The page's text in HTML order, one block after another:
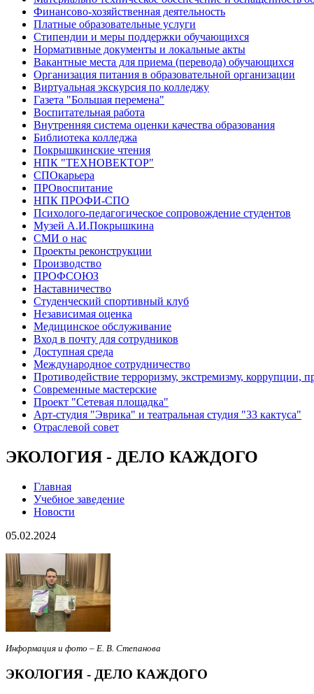
Финансово-хозяйственная деятельность
Платные образовательные услуги
Стипендии и меры поддержки обучающихся
Нормативные документы и локальные акты
Вакантные места для приема (перевода) обучающихся
Организация питания в образовательной организации
Виртуальная экскурсия по колледжу
Газета "Большая перемена"
Воспитательная работа
Внутренняя система оценки качества образования
Библиотека колледжа
Покрышкинские чтения
НПК "ТЕХНОВЕКТОР"
СПОкарьера
ПРОвоспитание
НПК ПРОФИ-СПО
Психолого-педагогическое сопровождение студентов
Музей А.И.Покрышкина
СМИ о нас
Проекты реконструкции
Производство
ПРОФСОЮЗ
Наставничество
Студенческий спортивный клуб
Независимая оценка
Медицинское обслуживание
Вход в почту для сотрудников
Доступная среда
Международное сотрудничество
Противодействие терроризму, экстремизму, коррупции,
Современные мастерские
Проект "Сетевая площадка"
Арт-студия "Эврика" и театральная студия "33 кактуса"
Отраслевой совет
ЭКОЛОГИЯ - ДЕЛО КАЖДОГО
Главная
Учебное заведение
Новости
05.02.2024
Информация и фото – Е. В. Степанова
ЭКОЛОГИЯ - ДЕЛО КАЖДОГО